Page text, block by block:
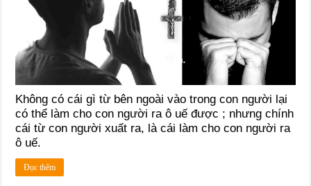
Không có cái gì từ bên ngoài vào trong con người lại
có thể làm cho con người ra ô uế được ; nhưng chính
cái từ con người xuất ra, là cái làm cho con người ra
ô uế.
Đọc thêm